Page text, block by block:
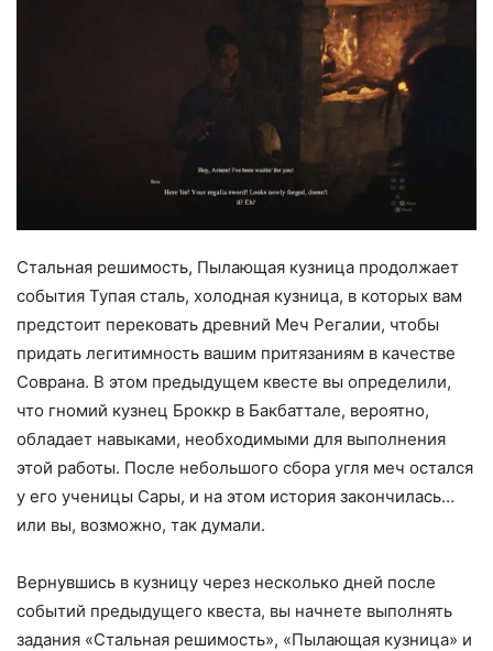
Стальная решимость, Пылающая кузница продолжает
события Тупая сталь, холодная кузница, в которых вам
предстоит перековать древний Меч Регалии, чтобы
придать легитимность вашим притязаниям в качестве
Соврана. В этом предыдущем квесте вы определили,
что гномий кузнец Броккр в Бакбаттале, вероятно,
обладает навыками, необходимыми для выполнения
этой работы. После небольшого сбора угля меч остался
у его ученицы Сары, и на этом история закончилась…
или вы, возможно, так думали.
Вернувшись в кузницу через несколько дней после
событий предыдущего квеста, вы начнете выполнять
задания «Стальная решимость», «Пылающая кузница» и